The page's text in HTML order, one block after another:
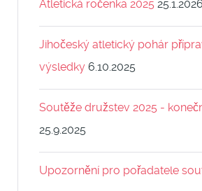
Atletická ročenka 2025 25.1.2026
Jihočeský atletický pohár
výsledky 6.10.2025
Soutěže družstev 2025 -
25.9.2025
Upozornění pro pořadatele